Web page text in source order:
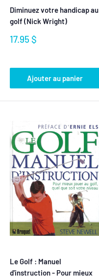
Diminuez votre handicap au
golf (Nick Wright)
Prix
17.95 $
Ajouter au panier
Le Golf : Manuel
d'instruction - Pour mieux